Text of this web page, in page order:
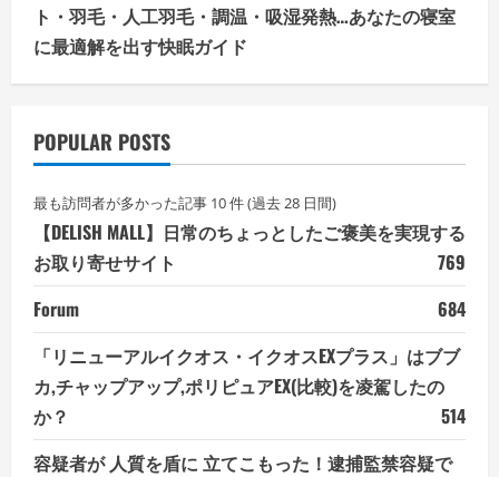
ト・羽毛・人工羽毛・調温・吸湿発熱…あなたの寝室
に最適解を出す快眠ガイド
POPULAR POSTS
最も訪問者が多かった記事 10 件 (過去 28 日間)
【DELISH MALL】日常のちょっとしたご褒美を実現する
お取り寄せサイト
769
Forum
684
「リニューアルイクオス・イクオスEXプラス」はブブ
カ,チャップアップ,ポリピュアEX(比較)を凌駕したの
か？
514
容疑者が 人質を盾に 立てこもった！逮捕監禁容疑で